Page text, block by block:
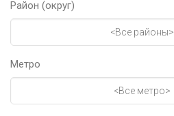
Район (округ)
<Все районы>
Метро
<Все метро>